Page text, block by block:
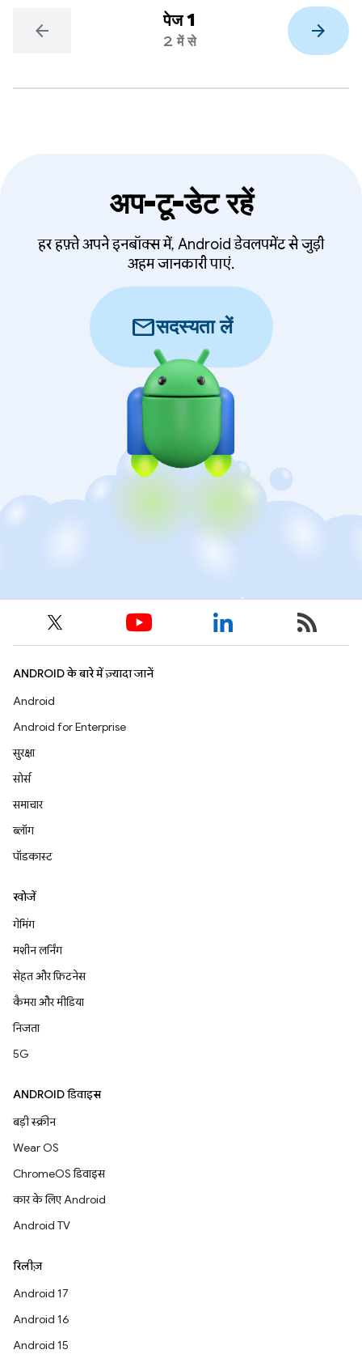
arrow_back पेज 1
2 में से arrow_forward
अप-टू-डेट रहें
हर हफ़्ते अपने इनबॉक्स में, Android डेवलपमेंट से जुड़ी
अहम जानकारी पाएं.
mailसदस्यता लें
ANDROID के बारे में ज़्यादा जानें
Android
Android for Enterprise
सुरक्षा
सोर्स
समाचार
ब्लॉग
पॉडकास्ट
खोजें
गेमिंग
मशीन लर्निंग
सेहत और फ़िटनेस
कैमरा और मीडिया
निजता
5G
ANDROID डिवाइस
बड़ी स्क्रीन
Wear OS
ChromeOS डिवाइस
कार के लिए Android
Android TV
रिलीज़
Android 17
Android 16
Android 15